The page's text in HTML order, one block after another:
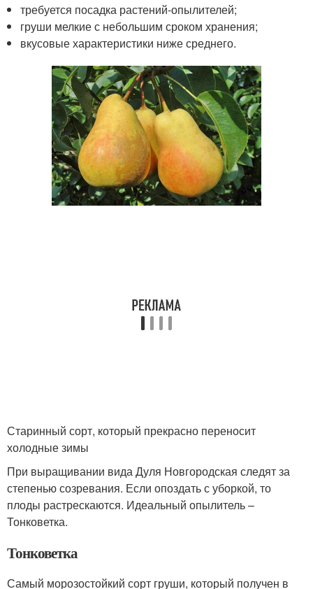
требуется посадка растений-опылителей;
груши мелкие с небольшим сроком хранения;
вкусовые характеристики ниже среднего.
Старинный сорт, который прекрасно переносит
холодные зимы
При выращивании вида Дуля Новгородская следят за
степенью созревания. Если опоздать с уборкой, то
плоды растрескаются. Идеальный опылитель –
Тонковетка.
Тонковетка
Самый морозостойкий сорт груши, который получен в